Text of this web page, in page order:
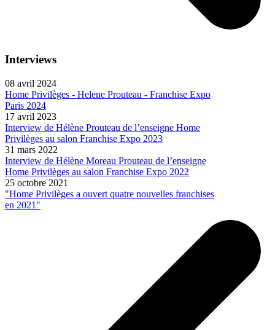
Interviews
08 avril 2024
Home Privilèges - Helene Prouteau - Franchise Expo
Paris 2024
17 avril 2023
Interview de Hélène Prouteau de l’enseigne Home
Privilèges au salon Franchise Expo 2023
31 mars 2022
Interview de Hélène Moreau Prouteau de l’enseigne
Home Privilèges au salon Franchise Expo 2022
25 octobre 2021
"Home Privilèges a ouvert quatre nouvelles franchises
en 2021"